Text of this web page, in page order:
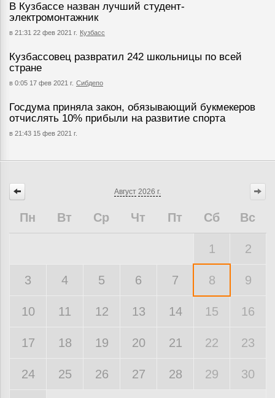
В Кузбассе назван лучший студент-
электромонтажник
в 21:31 22 фев 2021 г. Кузбасс
Кузбассовец развратил 242 школьницы по всей
стране
в 0:05 17 фев 2021 г. Сибдепо
Госдума приняла закон, обязывающий букмекеров
отчислять 10% прибыли на развитие спорта
в 21:43 15 фев 2021 г.
Август 2026 г.
Пн Вт Ср Чт Пт Сб Вс
1 2
3 4 5 6 7 8 9
10 11 12 13 14 15 16
17 18 19 20 21 22 23
24 25 26 27 28 29 30